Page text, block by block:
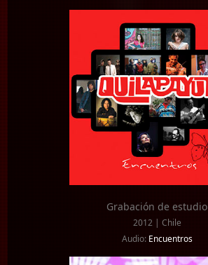
Grabación de estudio
2012 | Chile
Audio: Encuentros